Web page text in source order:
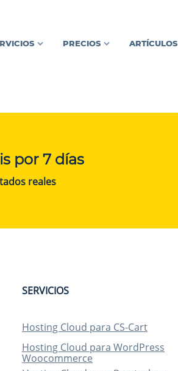
PRECIOS ARTÍCULOS
por 7 días
reales
SERVICIOS
Hosting Cloud para CS-Cart
Hosting Cloud para WordPress
Woocommerce